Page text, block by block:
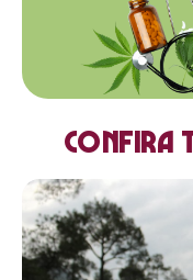
Confira